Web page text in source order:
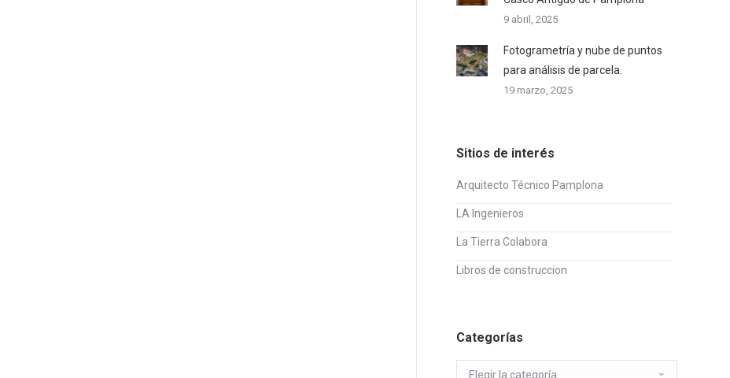
9 abril, 2025
Fotogrametría y nube de puntos
para análisis de parcela.
19 marzo, 2025
Sitios de interés
Arquitecto Técnico Pamplona
LA Ingenieros
La Tierra Colabora
Libros de construccion
Categorías
Categorías